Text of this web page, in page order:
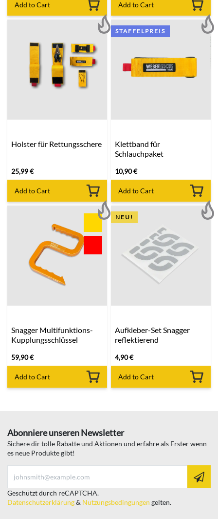
Add to Cart Add to Cart
Holster für Rettungsschere
25,99€
Add to Cart
STAFFELPREIS
Klettband für
Schlauchpaket
10,90€
Add to Cart
Snagger Multifunktions-
Kupplungsschlüssel
59,90€
Add to Cart
NEU!
Aufkleber-Set Snagger
reflektierend
4,90€
Add to Cart
Abonniere unseren Newsletter
Sichere dir tolle Rabatte und Aktionen und erfahre als Erster wenn
es neue Produkte gibt!
Geschützt durch reCAPTCHA.
Datenschutzerklärung& Nutzungsbedingungen gelten.